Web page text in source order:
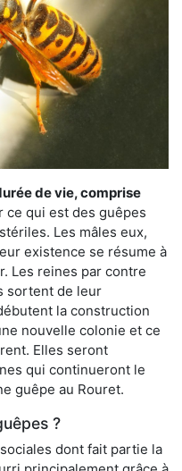
de vie, comprise
ce qui est des guêpes
Les mâles eux,
existence se résume à
Les reines par contre
sortent de leur
la construction
nouvelle colonie et ce
Elles seront
qui continueront le
guêpe au Rouret.
?
dont fait partie la